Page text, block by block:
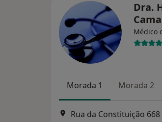
Dra.
Médico
Morada 1 Morada 2